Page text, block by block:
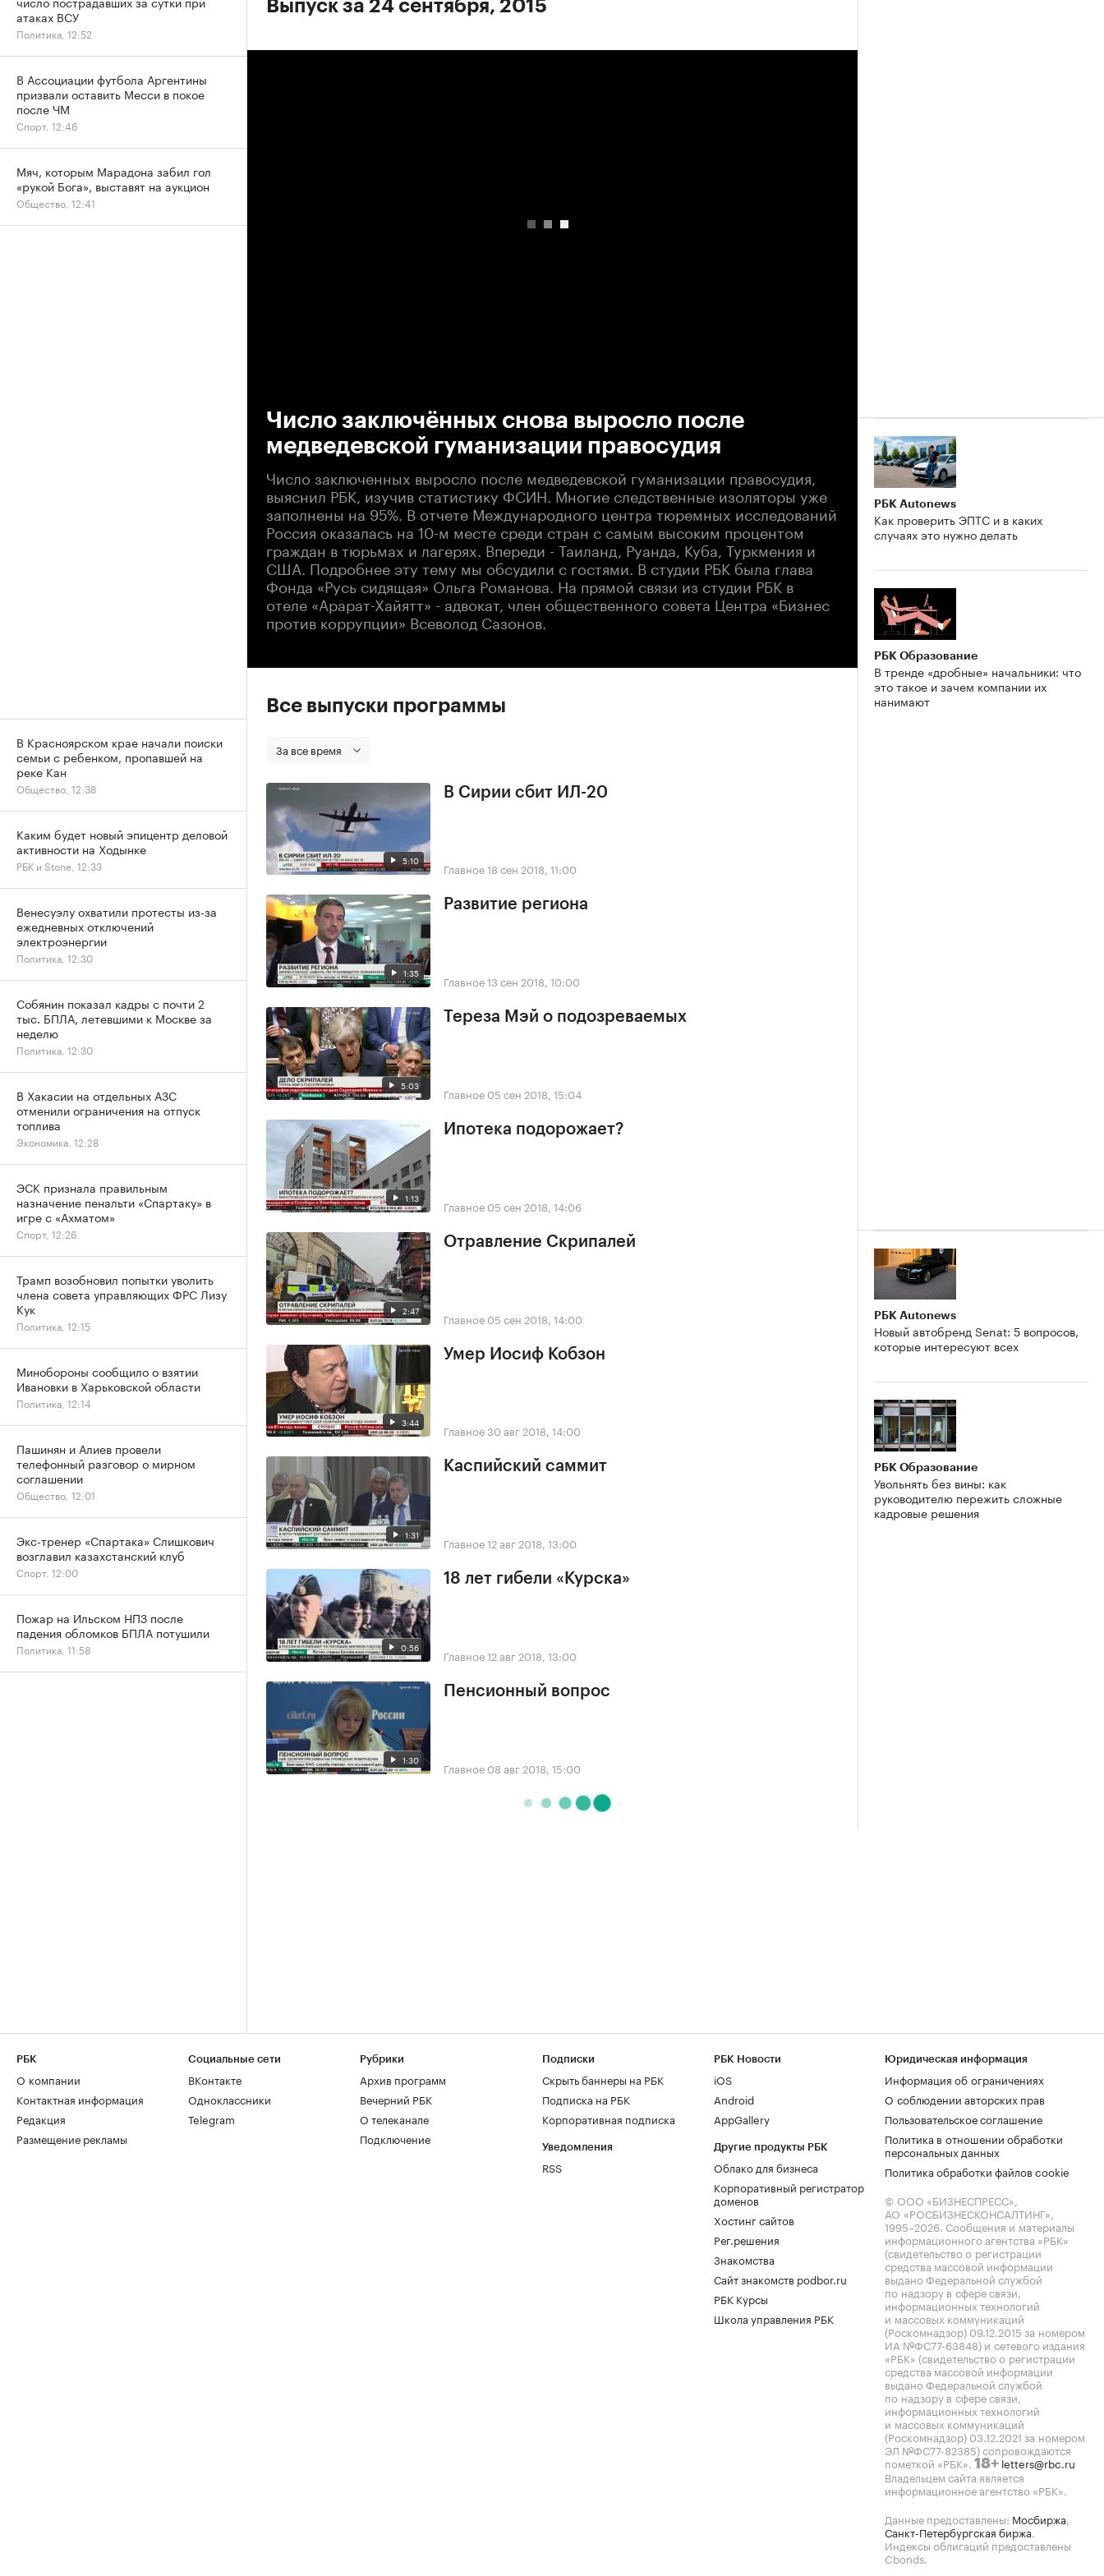
Выпуск за 24 сентября, 2015
Число заключённых снова выросло после
медведевской гуманизации правосудия
Число заключенных выросло после медведевской гуманизации правосудия,
выяснил РБК, изучив статистику ФСИН. Многие следственные изоляторы уже
заполнены на 95%. В отчете Международного центра тюремных исследований
Россия оказалась на 10-м месте среди стран с самым высоким процентом
граждан в тюрьмах и лагерях. Впереди - Таиланд, Руанда, Куба, Туркмения и
США. Подробнее эту тему мы обсудили с гостями. В студии РБК была глава
Фонда «Русь сидящая» Ольга Романова. На прямой связи из студии РБК в
отеле «Арарат-Хайятт» - адвокат, член общественного совета Центра «Бизнес
против коррупции» Всеволод Сазонов.
Все выпуски программы
За все время
5:10
В Сирии сбит ИЛ-20
Главное18 сен 2018, 11:00
1:35
Развитие региона
Главное13 сен 2018, 10:00
5:03
Тереза Мэй о подозреваемых
Главное 05 сен 2018, 15:04
1:13
Ипотека подорожает?
Главное 05 сен 2018, 14:06
2:47
Отравление Скрипалей
Главное 05 сен 2018, 14:00
3:44
Умер Иосиф Кобзон
Главное30 авг 2018, 14:00
1:31
Каспийский саммит
Главное12 авг 2018, 13:00
0:56
18 лет гибели «Курска»
Главное12 авг 2018, 13:00
1:30
Пенсионный вопрос
Главное 08 авг 2018, 15:00
РБК Autonews
Как проверить ЭПТС и в каких
случаях это нужно делать
РБК Образование
В тренде «дробные» начальники: что
это такое и зачем компании их
нанимают
РБК Autonews
Новый автобренд Senat: 5 вопросов,
которые интересуют всех
РБК Образование
Увольнять без вины: как
руководителю пережить сложные
кадровые решения
атаках ВСУ
Политика, 12:52
В Ассоциации футбола Аргентины
призвали оставить Месси в покое
после ЧМ
Спорт, 12:46
Мяч, которым Марадона забил гол
«рукой Бога», выставят на аукцион
Общество, 12:41
В Красноярском крае начали поиски
семьи с ребенком, пропавшей на
реке Кан
Общество, 12:38
Каким будет новый эпицентр деловой
активности на Ходынке
РБК и Stone, 12:33
Венесуэлу охватили протесты из-за
ежедневных отключений
электроэнергии
Политика, 12:30
Собянин показал кадры с почти 2
тыс. БПЛА, летевшими к Москве за
неделю
Политика, 12:30
В Хакасии на отдельных АЗС
отменили ограничения на отпуск
топлива
Экономика, 12:28
ЭСК признала правильным
назначение пенальти «Спартаку» в
игре с «Ахматом»
Спорт, 12:26
Трамп возобновил попытки уволить
члена совета управляющих ФРС Лизу
Кук
Политика, 12:15
Минобороны сообщило о взятии
Ивановки в Харьковской области
Политика, 12:14
Пашинян и Алиев провели
телефонный разговор о мирном
соглашении
Общество, 12:01
Экс-тренер «Спартака» Слишкович
возглавил казахстанский клуб
Спорт, 12:00
Пожар на Ильском НПЗ после
падения обломков БПЛА потушили
Политика, 11:58
РБК
О компании
Контактная информация
Редакция
Размещение рекламы
Социальные сети
ВКонтакте
Одноклассники
Telegram
Рубрики
Архив программ
Вечерний РБК
О телеканале
Подключение
Подписки
Скрыть баннеры на РБК
Подписка на РБК
Корпоративная подписка
Уведомления
RSS
РБК Новости
iOS
Android
AppGallery
Другие продукты РБК
Облако для бизнеса
Корпоративный регистратор
доменов
Хостинг сайтов
Рег.решения
Знакомства
Сайт знакомств podbor.ru
РБК Курсы
Школа управления РБК
Юридическая информация
Информация об ограничениях
О соблюдении авторских прав
Пользовательское соглашение
Политика в отношении обработки
персональных данных
Политика обработки файлов cookie
© ООО «БИЗНЕСПРЕСС»,
АО «РОСБИЗНЕСКОНСАЛТИНГ»,
1995–2026. Сообщения и материалы
информационного агентства «РБК»
(свидетельство о регистрации
средства массовой информации
выдано Федеральной службой
по надзору в сфере связи,
информационных технологий
и массовых коммуникаций
(Роскомнадзор) 09.12.2015 за номером
ИА №ФС77-63848) и сетевого издания
«РБК» (свидетельство о регистрации
средства массовой информации
выдано Федеральной службой
по надзору в сфере связи,
информационных технологий
и массовых коммуникаций
(Роскомнадзор) 03.12.2021 за номером
ЭЛ №ФС77-82385) сопровождаются
пометкой «РБК». 18+ letters@rbc.ru
Владельцем сайта является
информационное агентство «РБК».
Данные предоставлены: Мосбиржа,
Санкт-Петербургская биржа.
Индексы облигаций предоставлены
Cbonds.